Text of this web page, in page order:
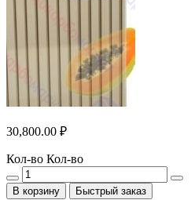
30,800.00 ₽
Кол-во Кол-во
В корзину Быстрый заказ